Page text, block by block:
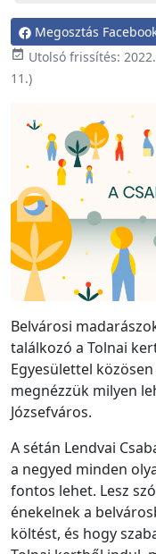
Megosztás
 Utolsó frissítés:
11.)
Belvárosi
találkozó a Tolnai
Egyesülettel
megnézzük milyen
Józsefváros.
A sétán Lendvai
a negyed minden
fontos lehet. Lesz
énekelnek a
költést, és hogy